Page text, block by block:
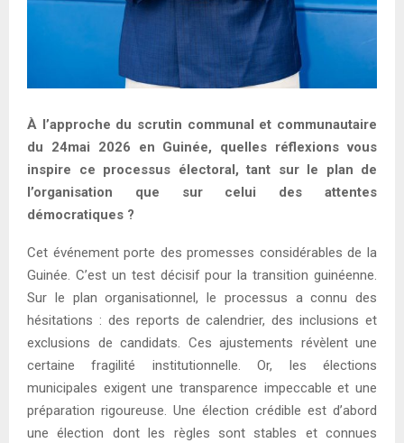
À l’approche du scrutin communal et communautaire
du 24mai 2026 en Guinée, quelles réflexions vous
inspire ce processus électoral, tant sur le plan de
l’organisation que sur celui des attentes
démocratiques ?
Cet événement porte des promesses considérables de la
Guinée. C’est un test décisif pour la transition guinéenne.
Sur le plan organisationnel, le processus a connu des
hésitations : des reports de calendrier, des inclusions et
exclusions de candidats. Ces ajustements révèlent une
certaine fragilité institutionnelle. Or, les élections
municipales exigent une transparence impeccable et une
préparation rigoureuse. Une élection crédible est d’abord
une élection dont les règles sont stables et connues